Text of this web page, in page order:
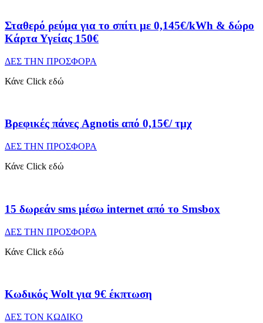
Σταθερό ρεύμα για το σπίτι με 0,145€/kWh & δώρο
Κάρτα Υγείας 150€
ΔΕΣ ΤΗΝ ΠΡΟΣΦΟΡΑ
Κάνε Click εδώ
Βρεφικές πάνες Agnotis από 0,15€/ τμχ
ΔΕΣ ΤΗΝ ΠΡΟΣΦΟΡΑ
Κάνε Click εδώ
15 δωρεάν sms μέσω internet από το Smsbox
ΔΕΣ ΤΗΝ ΠΡΟΣΦΟΡΑ
Κάνε Click εδώ
Κωδικός Wolt για 9€ έκπτωση
ΔΕΣ ΤΟΝ ΚΩΔΙΚΟ